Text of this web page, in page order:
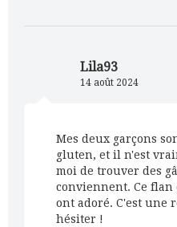
Lila93
14 août 2024
Mes deux garçons
gluten, et il n'est
moi de trouver des
conviennent. Ce
ont adoré. C'est une
hésiter !